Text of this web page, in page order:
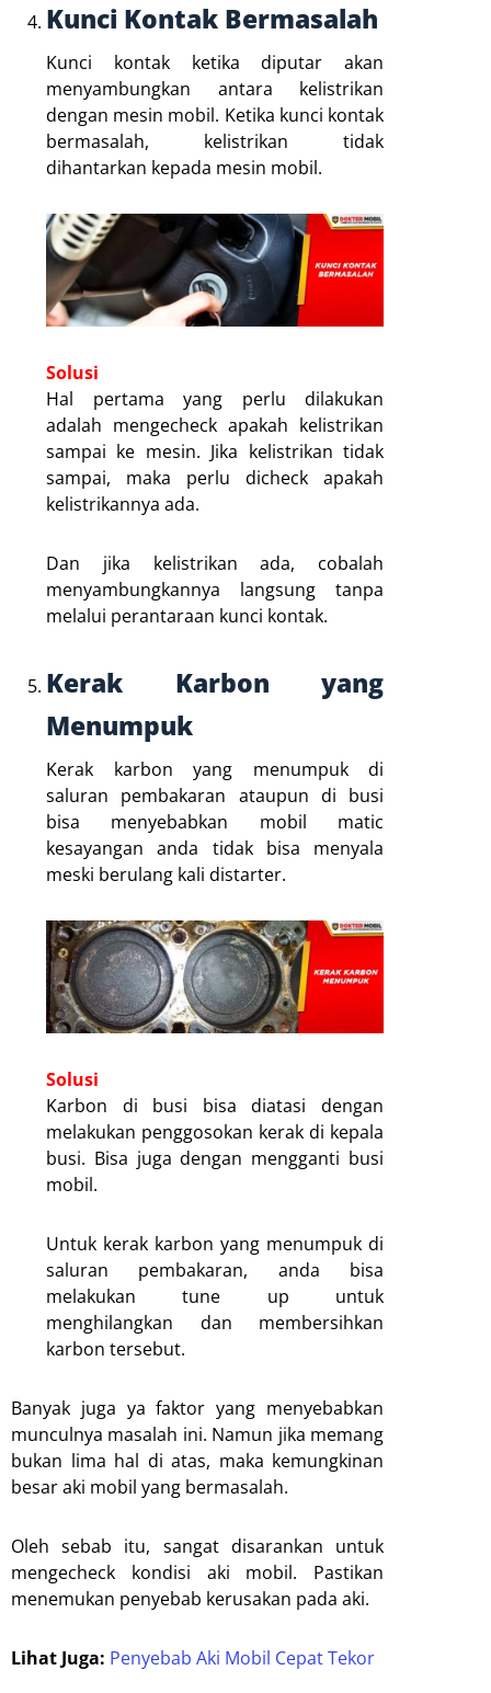
Kunci Kontak Bermasalah
Kunci kontak ketika diputar akan
menyambungkan antara kelistrikan
dengan mesin mobil. Ketika kunci kontak
bermasalah, kelistrikan tidak
dihantarkan kepada mesin mobil.
Solusi
Hal pertama yang perlu dilakukan
adalah mengecheck apakah kelistrikan
sampai ke mesin. Jika kelistrikan tidak
sampai, maka perlu dicheck apakah
kelistrikannya ada.
Dan jika kelistrikan ada, cobalah
menyambungkannya langsung tanpa
melalui perantaraan kunci kontak.
Kerak Karbon yang
Menumpuk
Kerak karbon yang menumpuk di
saluran pembakaran ataupun di busi
bisa menyebabkan mobil matic
kesayangan anda tidak bisa menyala
meski berulang kali distarter.
Solusi
Karbon di busi bisa diatasi dengan
melakukan penggosokan kerak di kepala
busi. Bisa juga dengan mengganti busi
mobil.
Untuk kerak karbon yang menumpuk di
saluran pembakaran, anda bisa
melakukan tune up untuk
menghilangkan dan membersihkan
karbon tersebut.
Banyak juga ya faktor yang menyebabkan
munculnya masalah ini. Namun jika memang
bukan lima hal di atas, maka kemungkinan
besar aki mobil yang bermasalah.
Oleh sebab itu, sangat disarankan untuk
mengecheck kondisi aki mobil. Pastikan
menemukan penyebab kerusakan pada aki.
Lihat Juga: Penyebab Aki Mobil Cepat Tekor